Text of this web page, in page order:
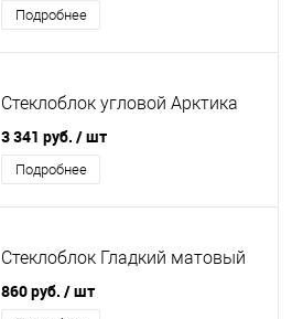
Подробнее
Стеклоблок угловой Арктика
3 341 руб. / шт
Подробнее
Стеклоблок Гладкий матовый
860 руб. / шт